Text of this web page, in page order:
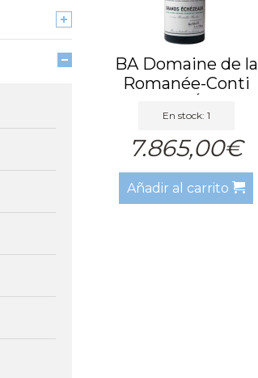
BA Domaine de la
Romanée-Conti
En stock: 1
7.865,00€
Añadir al carrito